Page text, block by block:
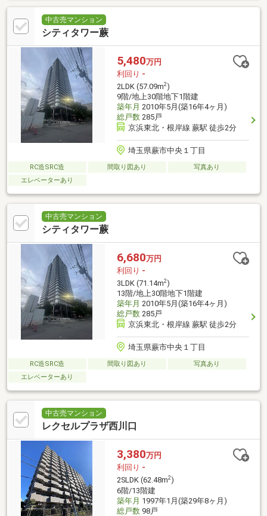
中古売マンション
シティタワー蕨
5,480万円
利回り -
2LDK (57.09m2)
9階/地上30階地下1階建
築年月 2010年5月(築16年4ヶ月)
総戸数285戸
京浜東北・根岸線 蕨駅 徒歩2分
埼玉県蕨市中央１丁目
RC造SRC造 間取り図あり
写真あり
エレベーターあり
中古売マンション
シティタワー蕨
6,680万円
利回り -
3LDK (71.14m2)
13階/地上30階地下1階建
築年月 2010年5月(築16年4ヶ月)
総戸数285戸
京浜東北・根岸線 蕨駅 徒歩2分
埼玉県蕨市中央１丁目
RC造SRC造 間取り図あり
写真あり
エレベーターあり
中古売マンション
レクセルプラザ西川口
3,380万円
利回り -
2SLDK (62.48m2)
6階/13階建
築年月 1997年1月(築29年8ヶ月)
総戸数98戸